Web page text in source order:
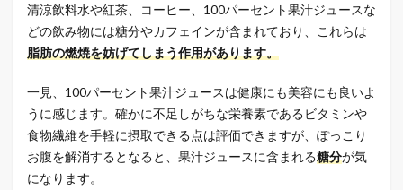
清涼飲料水や紅茶、コーヒー、100パーセント果汁ジュースな
どの飲み物には糖分やカフェインが含まれており、これらは
脂肪の燃焼を妨げてしまう作用があります。
一見、100パーセント果汁ジュースは健康にも美容にも良いよ
うに感じます。確かに不足しがちな栄養素であるビタミンや
食物繊維を手軽に摂取できる点は評価できますが、ぽっこり
お腹を解消するとなると、果汁ジュースに含まれる糖分が気
になります。